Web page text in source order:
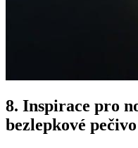
8. Inspirace pro‍
bezlepkové pečivo